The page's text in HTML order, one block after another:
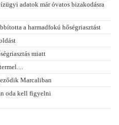
adatok már óvatos bizakodásra
a harmadfokú hőségriasztást
miatt
Marcaliban
oda kell figyelni